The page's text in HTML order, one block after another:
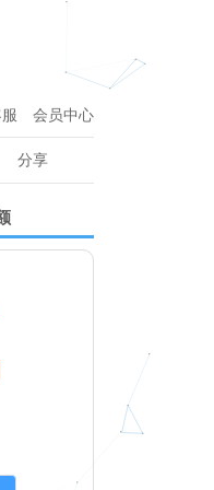
会员中心
分享